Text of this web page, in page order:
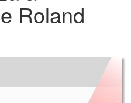
Roland